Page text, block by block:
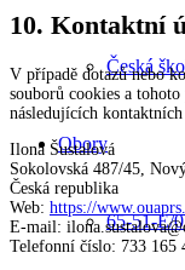
Česká
Obory
65-51-E/
10. Kontaktní
V případě dotazů nebo
souborů cookies a
následujících
Ilona Šustalová
Sokolovská 487/45,
Česká republika
Web: https://
E-mail:
Telefonní číslo: 733 165